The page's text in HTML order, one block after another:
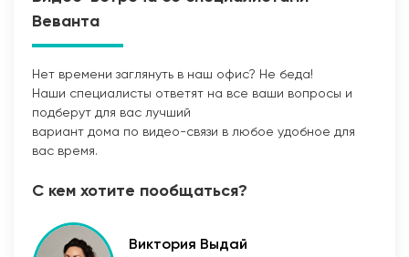
Веванта
Нет времени заглянуть в наш офис? Не беда!
Наши специалисты ответят на все ваши вопросы и
подберут для вас лучший
вариант дома по видео-связи в любое удобное для
вас время.
С кем хотите пообщаться?
Виктория Выдай